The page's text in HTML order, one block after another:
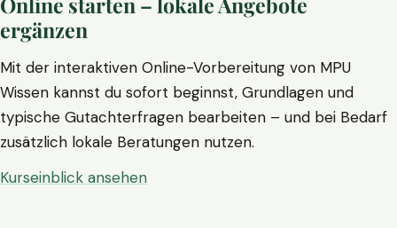
ergänzen
Mit der interaktiven Online-Vorbereitung von MPU
Wissen kannst du sofort beginnst, Grundlagen und
typische Gutachterfragen bearbeiten – und bei Bedarf
zusätzlich lokale Beratungen nutzen.
Kurseinblick ansehen